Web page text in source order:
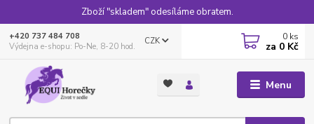
Zboží "skladem" odesíláme obratem.
Menu
CZK
+420 737 484 708
Výdejna e-shopu: Po-Ne, 8-20 hod.
0 ks
za 0 Kč